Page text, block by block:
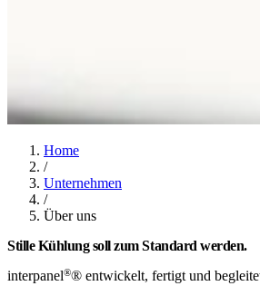
Home
/
Unternehmen
/
Über uns
Stille Kühlung soll zum Standard werden.
interpanel®® entwickelt, fertigt und